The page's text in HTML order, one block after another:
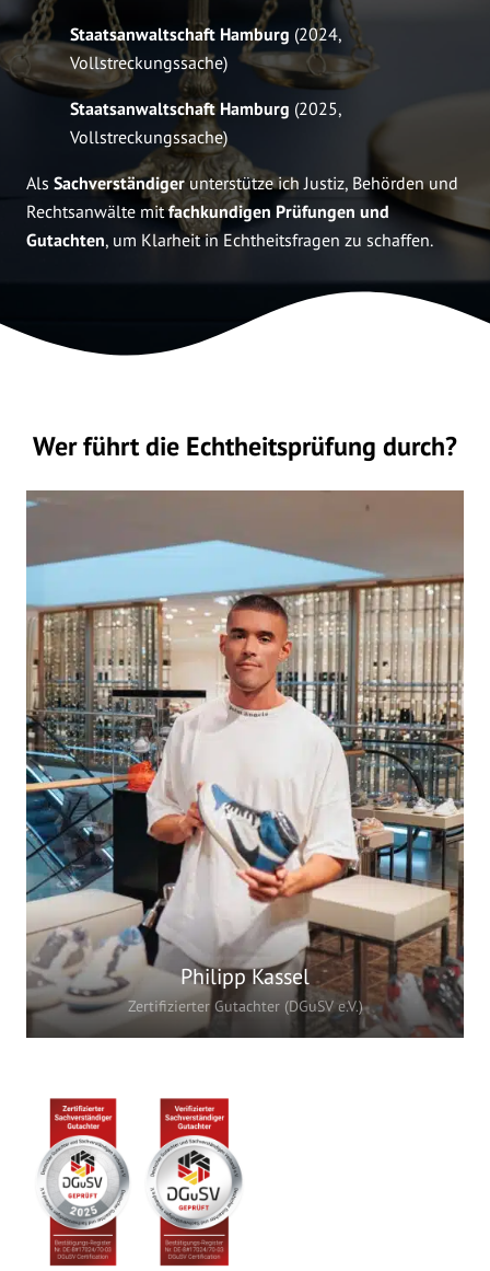
Staatsanwaltschaft Hamburg (2024,
Vollstreckungssache)
Staatsanwaltschaft Hamburg (2025,
Vollstreckungssache)
Als Sachverständigerunterstütze ich Justiz, Behörden und
Rechtsanwälte mitfachkundigen Prüfungen und
Gutachten, um Klarheit in Echtheitsfragen zu schaffen.
Wer führt die Echtheitsprüfung durch?
Philipp Kassel
Zertifizierter Gutachter (DGuSV e.V.)